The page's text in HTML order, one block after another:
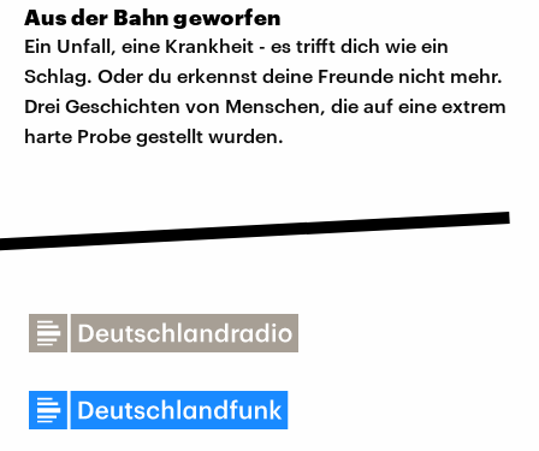
Aus der Bahn geworfen
Ein Unfall, eine Krankheit - es trifft dich wie ein
Schlag. Oder du erkennst deine Freunde nicht mehr.
Drei Geschichten von Menschen, die auf eine extrem
harte Probe gestellt wurden.